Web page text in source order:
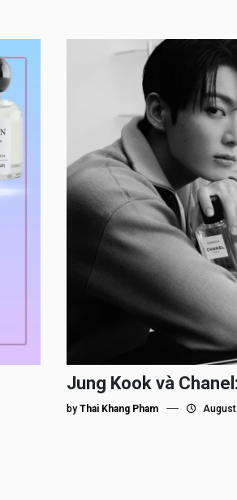
Jung Kook và
by Thai Khang Pham August